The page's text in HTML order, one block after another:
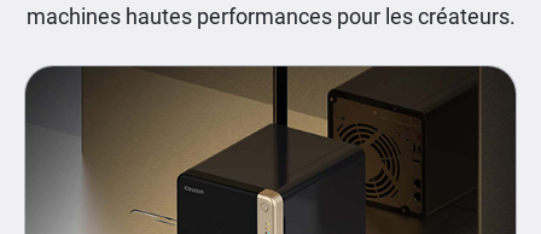
machines hautes performances pour les créateurs.